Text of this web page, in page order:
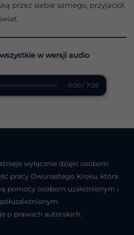
przez siebie samego, przyjaciół,
w wersji audio
0:00 / 7:26
wyłącznie dzięki osobom
pracy Dwunastego Kroku, która
pomocy osobom uzależnionym i
o prawach autorskich.